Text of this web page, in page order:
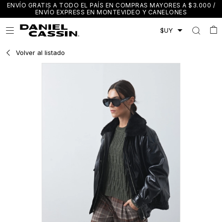
ENVÍO GRATIS A TODO EL PAÍS EN COMPRAS MAYORES A $3.000 /
ENVÍO EXPRESS EN MONTEVIDEO Y CANELONES

Volver al listado